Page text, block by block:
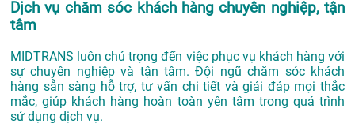
Dịch vụ chăm sóc khách hàng chuyên nghiệp, tận
tâm
MIDTRANS luôn chú trọng đến việc phục vụ khách hàng với
sự chuyên nghiệp và tận tâm. Đội ngũ chăm sóc khách
hàng sẵn sàng hỗ trợ, tư vấn chi tiết và giải đáp mọi thắc
mắc, giúp khách hàng hoàn toàn yên tâm trong quá trình
sử dụng dịch vụ.